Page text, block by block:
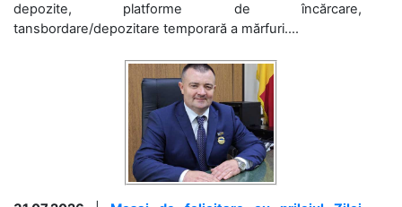
depozite, platforme de încărcare,
tansbordare/depozitare temporară a mărfuri....